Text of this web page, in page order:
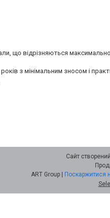
що відрізняються
з мінімальним зносом і
Сайт
Поскаржитися